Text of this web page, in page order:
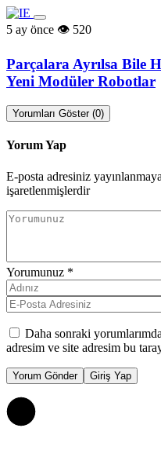
5 ay önce 520
Parçalara Ayrılsa Bile
Yeni Modüler Robotlar
Yorumları Göster (0)
Yorum Yap
E-posta adresiniz
işaretlenmişlerdir
Yorumunuz *
Daha sonraki
adresim ve site adresim bu
Yorum Gönder Giriş Yap